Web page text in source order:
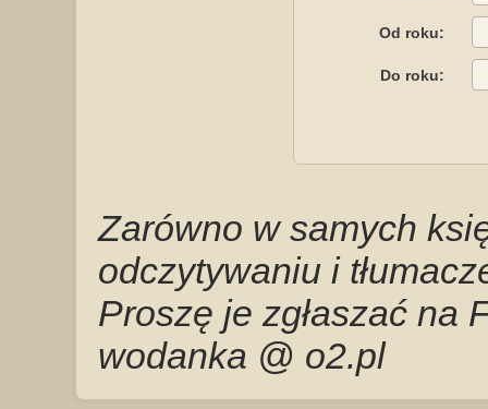
Od roku:
Do roku:
Zarówno w samych
odczytywaniu i
Proszę je zgłaszać na
wodanka @ o2.pl